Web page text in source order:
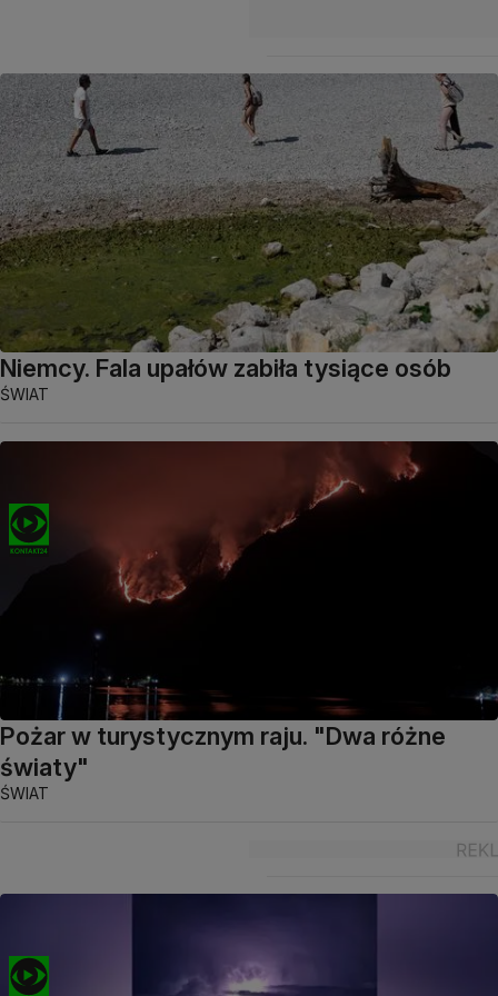
Niemcy. Fala upałów zabiła tysiące osób
ŚWIAT
Pożar w turystycznym raju. "Dwa różne
światy"
ŚWIAT